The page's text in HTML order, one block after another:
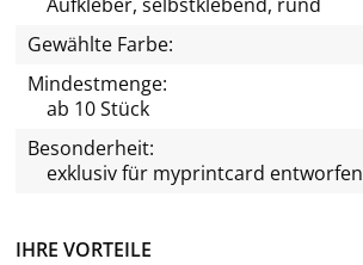
IHRE VORTEILE
Gewählte Farbe:
Mindestmenge:
ab 10 Stück
Besonderheit:
exklusiv für myprintcard entworfen